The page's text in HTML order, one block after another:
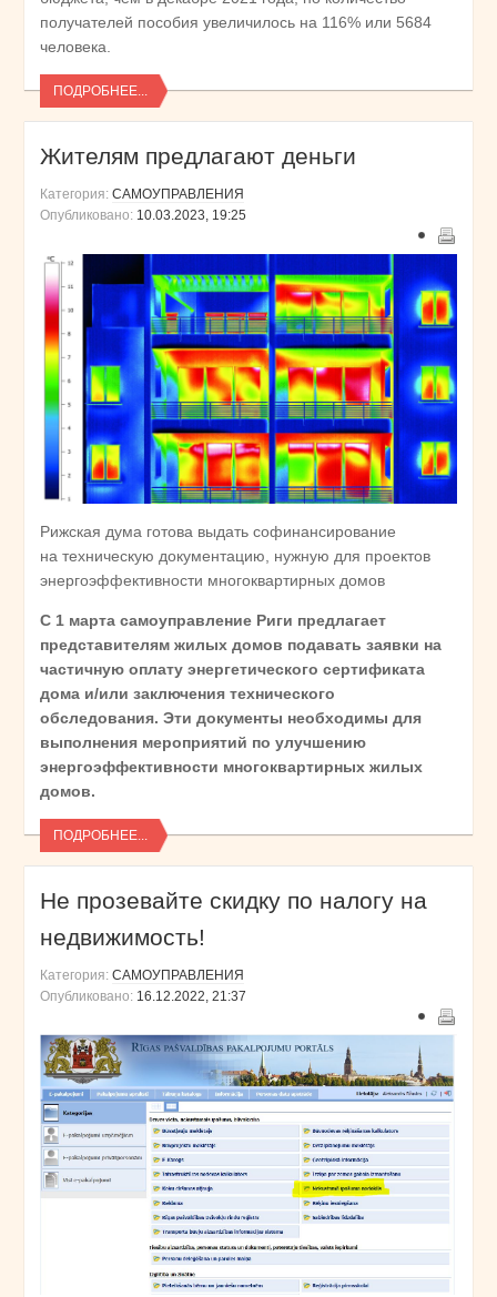
получателей пособия увеличилось на 116% или 5684
человека.
ПОДРОБНЕЕ...
Жителям предлагают деньги
Категория: САМОУПРАВЛЕНИЯ
Опубликовано: 10.03.2023, 19:25
Рижская дума готова выдать софинансирование
на техническую документацию, нужную для проектов
энергоэффективности многоквартирных домов
С 1 марта самоуправление Риги предлагает
представителям жилых домов подавать заявки на
частичную оплату энергетического сертификата
дома и/или заключения технического
обследования. Эти документы необходимы для
выполнения мероприятий по улучшению
энергоэффективности многоквартирных жилых
домов.
ПОДРОБНЕЕ...
Не прозевайте скидку по налогу на
недвижимость!
Категория: САМОУПРАВЛЕНИЯ
Опубликовано: 16.12.2022, 21:37